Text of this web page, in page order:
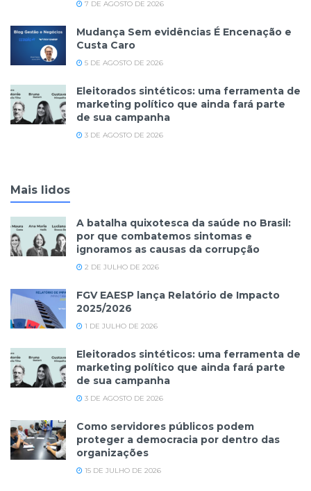
7 DE AGOSTO DE 2026
Mudança Sem evidências É Encenação e
Custa Caro
5 DE AGOSTO DE 2026
Eleitorados sintéticos: uma ferramenta de
marketing político que ainda fará parte
de sua campanha
3 DE AGOSTO DE 2026
Mais lidos
A batalha quixotesca da saúde no Brasil:
por que combatemos sintomas e
ignoramos as causas da corrupção
2 DE JULHO DE 2026
FGV EAESP lança Relatório de Impacto
2025/2026
1 DE JULHO DE 2026
Eleitorados sintéticos: uma ferramenta de
marketing político que ainda fará parte
de sua campanha
3 DE AGOSTO DE 2026
Como servidores públicos podem
proteger a democracia por dentro das
organizações
15 DE JULHO DE 2026